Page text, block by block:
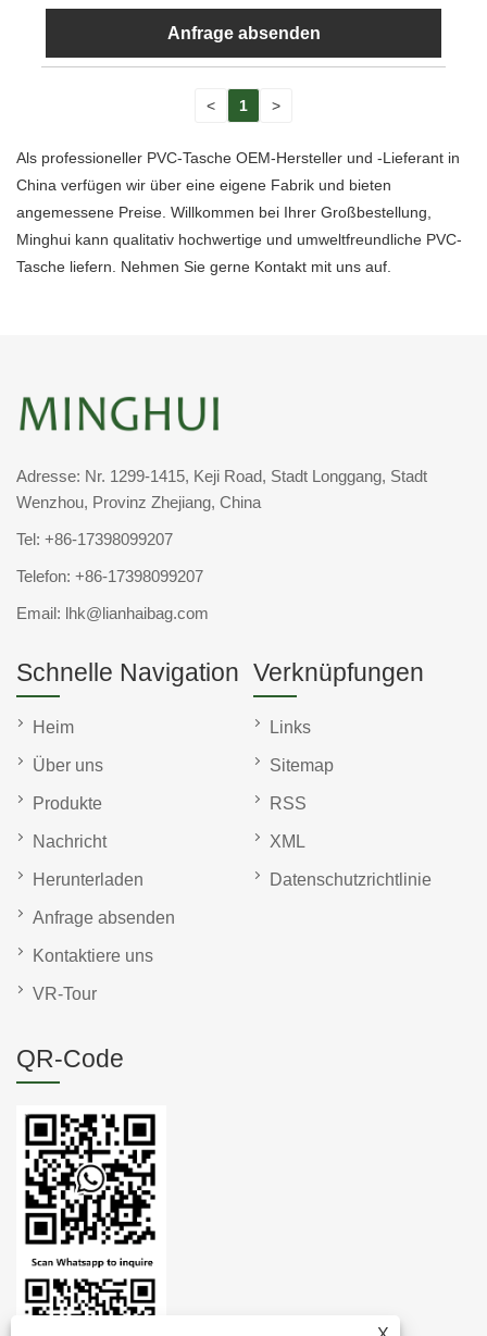
Anfrage absenden
< 1 >
Als professioneller PVC-Tasche OEM-Hersteller und -Lieferant in
China verfügen wir über eine eigene Fabrik und bieten
angemessene Preise. Willkommen bei Ihrer Großbestellung,
Minghui kann qualitativ hochwertige und umweltfreundliche PVC-
Tasche liefern. Nehmen Sie gerne Kontakt mit uns auf.
Adresse: Nr. 1299-1415, Keji Road, Stadt Longgang, Stadt
Wenzhou, Provinz Zhejiang, China
Tel: +86-17398099207
Telefon: +86-17398099207
Email: lhk@lianhaibag.com
Schnelle Navigation
Heim
Über uns
Produkte
Nachricht
Herunterladen
Anfrage absenden
Kontaktiere uns
VR-Tour
Verknüpfungen
Links
Sitemap
RSS
XML
Datenschutzrichtlinie
QR-Code